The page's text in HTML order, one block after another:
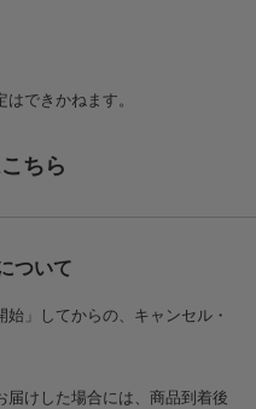
できかねます。
ちら
ついて
」してからの、キャンセル・
届けした場合には、商品到着後